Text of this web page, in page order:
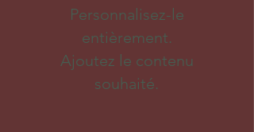
Personnalisez-le
entièrement.
Ajoutez le contenu
souhaité.